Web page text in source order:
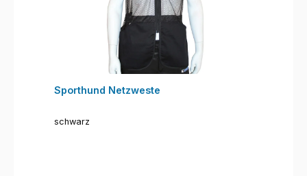
Sporthund Netzweste
schwarz